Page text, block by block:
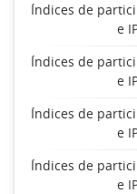
Índices de
e
Índices de
e
Índices de
e
Índices de
e